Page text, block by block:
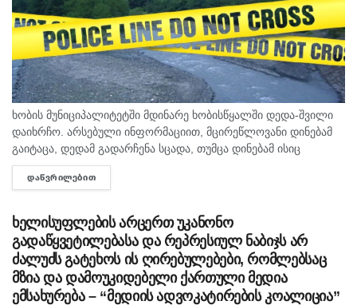
ხობის მუნიციპალიტეტში მდინარე ხობისწყალში დედა-შვილი
დაიხრჩო. არსებული ინფორმაციით, მცირეწლოვანი დინებამ
გაიტაცა, დედამ გადარჩენა სცადა, თუმცა დინებამ ისიც
გაიტაცა. ბავშვის ცხედარი ადგილობრივმა იპოვა და
მდინარიდან ამოასვენა. დედის სამძებრო-სამაშველო
ᲓᲐᲬᲕᲠᲘᲚᲔᲑᲘᲗ
ხელისუფლების არცერთ უკანონო
გადაწყვეტილებასა და რეპრესიულ ნაბიჯს არ
ძალუძს გატეხოს ის ღირებულებები, რომლებსაც
მზია და დამოუკიდებელი ქართული მედია
ემსახურება – “მედიის ადვოკატირების კოალიცია”